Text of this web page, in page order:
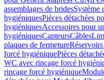
assemblages de bridesSystème
hygiéniquesPièces détachées
hygiéniquesAccessoires pour
hygiéniquesCapteursCâbles
plaques de fermeture
forcé hygiéniquePièces
WC avec rinçage forcé
rinçage forcé hygiénique